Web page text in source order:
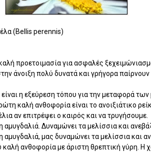
(Bellis perennis)
προετοιμασία για ασφαλές
άνοιξη πολύ δυνατά και γρήγορα
η εξεύρεση τόπου για την μεταφορά
καλή ανθοφορία είναι το ανοιξιάτικο
αν επιτρέψει ο καιρός και να τρυγήσουμε.
αμυγδαλιά. Δυναμώνει τα μελίσσια και
αμυγδαλιά, μας δυναμώνει τα μελίσσια και
καλή ανθοφορία με άριστη θρεπτική γύρη. Η